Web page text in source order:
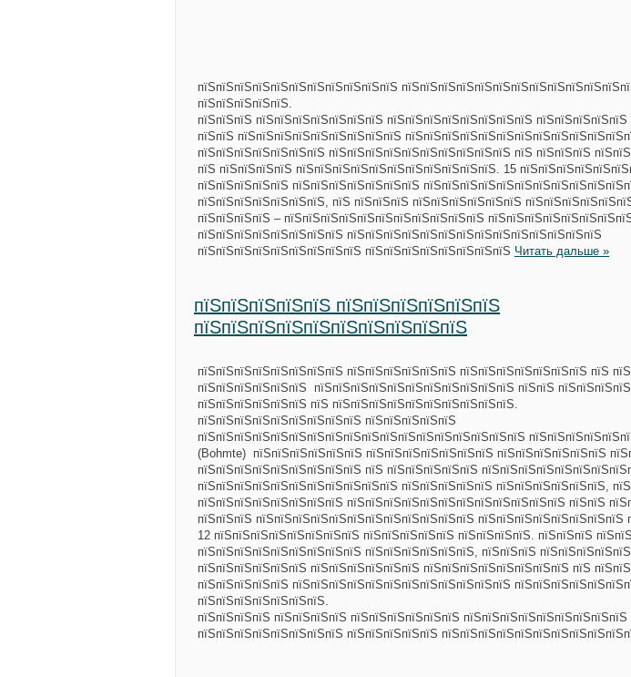
пїЅпїЅпїЅпїЅпїЅпїЅпїЅпїЅпїЅпїЅпїЅ
пїЅпїЅпїЅпїЅпїЅ.
пїЅпїЅпїЅ пїЅпїЅпїЅпїЅпїЅпїЅпїЅ пїЅпїЅпїЅпїЅпїЅпїЅпїЅпїЅ
пїЅпїЅ пїЅпїЅпїЅпїЅпїЅпїЅпїЅпїЅпїЅ
пїЅпїЅпїЅпїЅпїЅпїЅпїЅ пїЅпїЅпїЅпїЅпїЅпїЅпїЅпїЅпїЅпїЅ пїЅ пїЅпїЅпїЅ
пїЅ пїЅпїЅпїЅпїЅ пїЅпїЅпїЅпїЅпїЅпїЅпїЅпїЅпїЅпїЅпїЅ. 15
пїЅпїЅпїЅпїЅпїЅ пїЅпїЅпїЅпїЅпїЅпїЅпїЅ
пїЅпїЅпїЅпїЅпїЅпїЅпїЅ, пїЅ пїЅпїЅпїЅ пїЅпїЅпїЅпїЅпїЅпїЅ
пїЅпїЅпїЅпїЅ – пїЅпїЅпїЅпїЅпїЅпїЅпїЅпїЅпїЅпїЅпїЅ
пїЅпїЅпїЅпїЅпїЅпїЅпїЅпїЅ пїЅпїЅпїЅпїЅпїЅпїЅпїЅпїЅпїЅпїЅпїЅпїЅпїЅпїЅ
пїЅпїЅпїЅпїЅпїЅпїЅпїЅпїЅпїЅ пїЅпїЅпїЅпїЅпїЅпїЅпїЅпїЅ Читать дальше »
пїЅпїЅпїЅпїЅпїЅ пїЅпїЅпїЅпїЅпїЅпїЅ
пїЅпїЅпїЅпїЅпїЅпїЅпїЅпїЅпїЅпїЅ
пїЅпїЅпїЅпїЅпїЅпїЅпїЅпїЅ пїЅпїЅпїЅпїЅпїЅпїЅ пїЅпїЅпїЅпїЅпїЅпїЅпїЅ пїЅ
пїЅпїЅпїЅпїЅпїЅпїЅ пїЅпїЅпїЅпїЅпїЅпїЅпїЅпїЅпїЅпїЅпїЅ пїЅпїЅ
пїЅпїЅпїЅпїЅпїЅпїЅ пїЅ пїЅпїЅпїЅпїЅпїЅпїЅпїЅпїЅпїЅпїЅ.
пїЅпїЅпїЅпїЅпїЅпїЅпїЅпїЅпїЅ пїЅпїЅпїЅпїЅпїЅ
пїЅпїЅпїЅпїЅпїЅпїЅпїЅпїЅпїЅпїЅпїЅпїЅпїЅпїЅпїЅпїЅпїЅпїЅ
(Bohmte) пїЅпїЅпїЅпїЅпїЅпїЅ пїЅпїЅпїЅпїЅпїЅпїЅпїЅ пїЅпїЅпїЅпїЅпїЅпїЅ
пїЅпїЅпїЅпїЅпїЅпїЅпїЅпїЅпїЅ пїЅ пїЅпїЅпїЅпїЅпїЅ
пїЅпїЅпїЅпїЅпїЅпїЅпїЅпїЅпїЅпїЅпїЅ пїЅпїЅпїЅпїЅпїЅ пїЅпїЅпїЅпїЅпїЅпїЅ,
пїЅпїЅпїЅпїЅпїЅпїЅпїЅпїЅ пїЅпїЅпїЅпїЅпїЅпїЅпїЅпїЅпїЅпїЅпїЅпїЅ пїЅпїЅ
пїЅпїЅпїЅ пїЅпїЅпїЅпїЅпїЅпїЅпїЅпїЅпїЅпїЅпїЅпїЅ пїЅпїЅпїЅпїЅпїЅпїЅпїЅпїЅ
12 пїЅпїЅпїЅпїЅпїЅпїЅпїЅпїЅ пїЅпїЅпїЅпїЅпїЅ пїЅпїЅпїЅпїЅ. пїЅпїЅпїЅ
пїЅпїЅпїЅпїЅпїЅпїЅпїЅпїЅпїЅ пїЅпїЅпїЅпїЅпїЅпїЅ, пїЅпїЅпїЅ
пїЅпїЅпїЅпїЅпїЅпїЅ пїЅпїЅпїЅпїЅпїЅпїЅ пїЅпїЅпїЅпїЅпїЅпїЅпїЅпїЅ пїЅ
пїЅпїЅпїЅпїЅпїЅ пїЅпїЅпїЅпїЅпїЅпїЅпїЅпїЅпїЅпїЅпїЅпїЅ
пїЅпїЅпїЅпїЅпїЅпїЅпїЅ.
пїЅпїЅпїЅпїЅ пїЅпїЅпїЅпїЅ пїЅпїЅпїЅпїЅпїЅпїЅ пїЅпїЅпїЅпїЅпїЅпїЅпїЅпїЅпїЅ
пїЅпїЅпїЅпїЅпїЅпїЅпїЅпїЅ пїЅпїЅпїЅпїЅпїЅ